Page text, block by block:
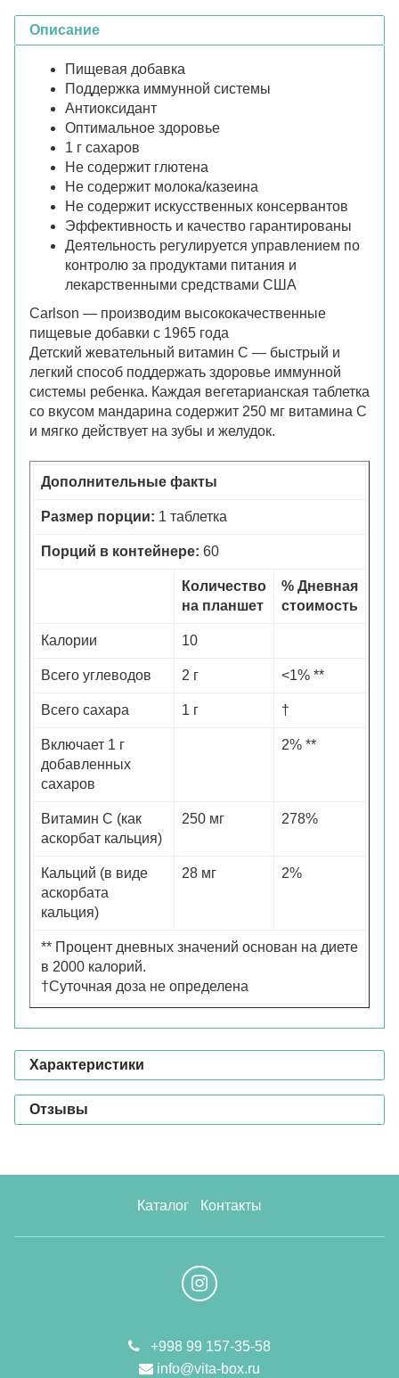
Описание
Пищевая добавка
Поддержка иммунной системы
Антиоксидант
Оптимальное здоровье
1 г сахаров
Не содержит глютена
Не содержит молока/казеина
Не содержит искусственных консервантов
Эффективность и качество гарантированы
Деятельность регулируется управлением по
контролю за продуктами питания и
лекарственными средствами США
Carlson — производим высококачественные
пищевые добавки с 1965 года
Детский жевательный витамин С — быстрый и
легкий способ поддержать здоровье иммунной
системы ребенка. Каждая вегетарианская таблетка
со вкусом мандарина содержит 250 мг витамина С
и мягко действует на зубы и желудок.
Дополнительные факты
Размер порции: 1 таблетка
Порций в контейнере: 60
Количество
на планшет
% Дневная
стоимость
Калории 10
Всего углеводов 2 г <1% **
Всего сахара 1 г †
Включает 1 г
добавленных
сахаров
2% **
Витамин С (как
аскорбат кальция)
250 мг 278%
Кальций (в виде
аскорбата
кальция)
28 мг 2%
** Процент дневных значений основан на диете
в 2000 калорий.
†Суточная доза не определена
Характеристики
Отзывы
Каталог Контакты
+998 99 157-35-58
info@vita-box.ru